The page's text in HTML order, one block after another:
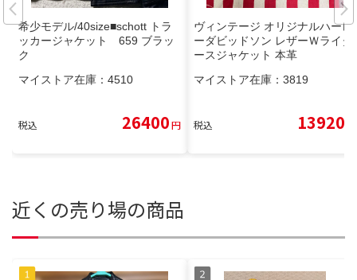
希少モデル/40size■schott トラ
ッカージャケット 659 ブラッ
ク
マイストア在庫： 4510
税込 26400円
ヴィンテージ オリジナルハーレ
ーダビッドソン レザーＷライダ
ースジャケット 本革
マイストア在庫： 3819
税込 13920
近くの売り場の商品